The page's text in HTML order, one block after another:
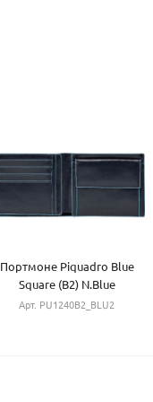
Портмоне Piquadro Blue
Square (B2) N.Blue
PU1240B2_BLU2
Арт. PU1240B2_BLU2